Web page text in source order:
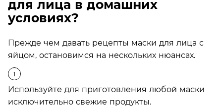
для лица в домашних
условиях?
Прежде чем давать рецепты маски для лица с
яйцом, остановимся на нескольких нюансах.
Используйте для приготовления любой маски
исключительно свежие продукты.